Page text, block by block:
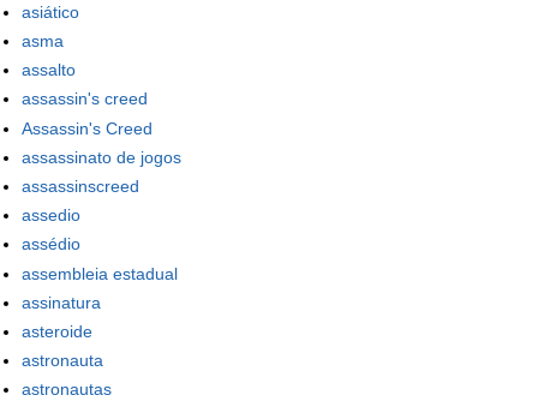
asiático
asma
assalto
assassin's creed
Assassin's Creed
assassinato de jogos
assassinscreed
assedio
assédio
assembleia estadual
assinatura
asteroide
astronauta
astronautas